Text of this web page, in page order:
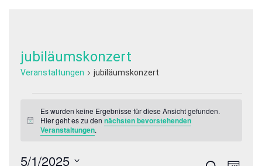
jubiläumskonzert
Veranstaltungen jubiläumskonzert
Hinweis
Es wurden keine Ergebnisse für diese Ansicht gefunden.
Hier geht es zu dennächsten bevorstehenden
Veranstaltungen.
5/1/2025